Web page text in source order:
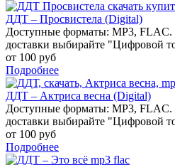
ДДТ – Просвистела (Digital)
Доступные форматы: MP3,
доставки выбирайте "Цифровой
от 100 руб
Подробнее
ДДТ – Актриса весна (Digital)
Доступные форматы: MP3,
доставки выбирайте "Цифровой
от 100 руб
Подробнее